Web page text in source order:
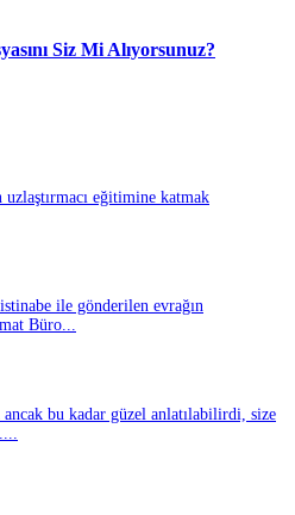
Siz Mi Alıyorsunuz?
eğitimine katmak
ile gönderilen evrağın
Büro...
bu kadar güzel anlatılabilirdi, size